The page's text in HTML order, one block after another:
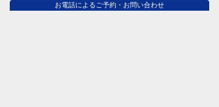
お電話によるご予約・お問い合わせ